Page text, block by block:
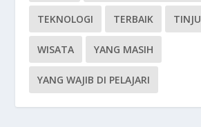
TEKNOLOGI TERBAIK TINJU
WISATA YANG MASIH
YANG WAJIB DI PELAJARI